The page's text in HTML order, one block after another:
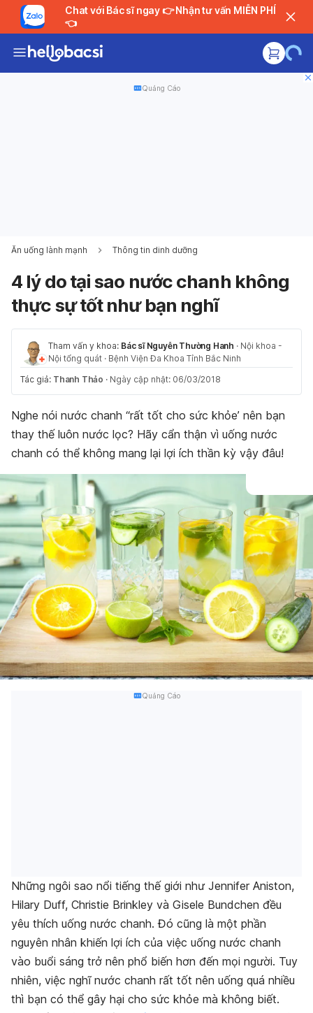
Chat với Bác sĩ ngay 👉 Nhận tư vấn MIỄN PHÍ
👈
Quảng Cáo
Ăn uống lành mạnh Thông tin dinh dưỡng
4 lý do tại sao nước chanh không
thực sự tốt như bạn nghĩ
Tham vấn y khoa: Bác sĩ Nguyễn Thường Hanh · Nội khoa -
Nội tổng quát · Bệnh Viện Đa Khoa Tỉnh Bắc Ninh
Tác giả: Thanh Thảo · Ngày cập nhật: 06/03/2018
Nghe nói nước chanh “rất tốt cho sức khỏe’ nên bạn
thay thế luôn nước lọc? Hãy cẩn thận vì uống nước
chanh có thể không mang lại lợi ích thần kỳ vậy đâu!
Quảng Cáo
Những ngôi sao nổi tiếng thế giới như Jennifer Aniston,
Hilary Duff, Christie Brinkley và Gisele Bundchen đều
yêu thích uống nước chanh. Đó cũng là một phần
nguyên nhân khiến lợi ích của việc uống nước chanh
vào buổi sáng trở nên phổ biến hơn đến mọi người. Tuy
nhiên, việc nghĩ nước chanh rất tốt nên uống quá nhiều
thì bạn có thể gây hại cho sức khỏe mà không biết.